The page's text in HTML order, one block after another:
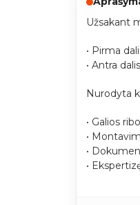
Užsakant
• Pirma
• Antra
Nurodyta
• Galios
•
•
•